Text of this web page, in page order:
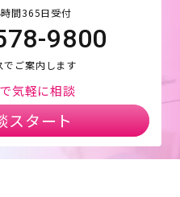
時間365日受付
9800
でご案内します
気軽に相談
スタート